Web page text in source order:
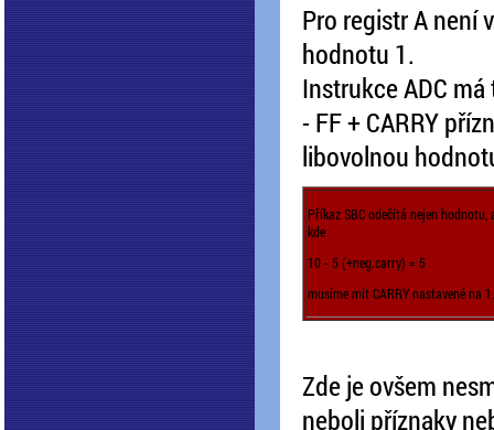
Pro registr A není
hodnotu 1.
Instrukce ADC
- FF + CARRY
libovolnou
Příkaz SBC odečítá nejen hodnotu,
kde
10 - 5 (+neg.carry) = 5
musíme mít CARRY nastavené na
Zde je ovšem
neboli příznaky